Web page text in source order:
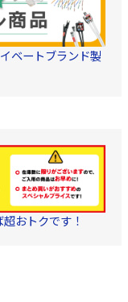
ベートブランド製
おトクです！